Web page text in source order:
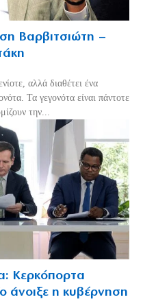
Βαρβιτσιώτη –
αλλά διαθέτει ένα
Τα γεγονότα είναι πάντοτε
την...
Κερκόπορτα
άνοιξε η κυβέρνηση